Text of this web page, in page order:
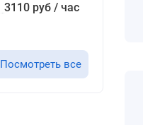
3110 руб / час
Посмотреть все